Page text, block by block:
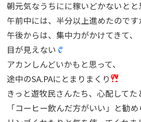
朝元気なうちにに稼いどかないとと
午前中には、半分以上進めたのです
午後からは、集中力がかけてきて、
目が見えない
アカンしんどいかもと思って、
途中のSA.PAにとまりまくり
きっと遊牧民さんたち、心配してた
「コーヒー飲んだ方がいい」と勧め